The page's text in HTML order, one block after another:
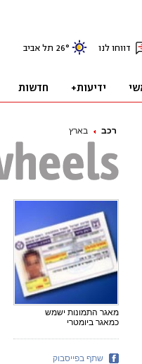
רכב בארץ
מאגר התמונות ישמש
כמאגר ביומטרי
שתף בפייסבוק